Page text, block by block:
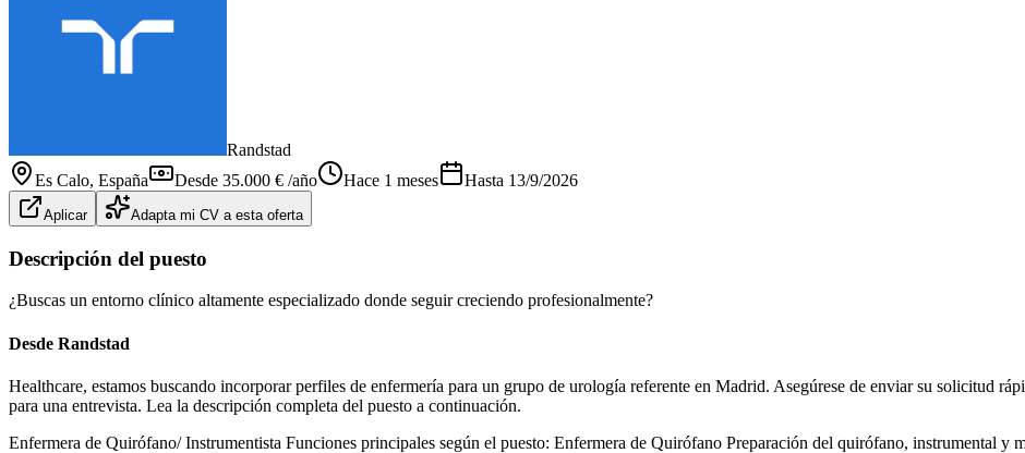
Randstad
Es Calo, España Desde 35.000 € /año Hace 1 meses Hasta 13/9/2026
Aplicar Adapta mi CV a esta oferta
Descripción del puesto
¿Buscas un entorno clínico altamente especializado donde seguir creciendo profesionalmente?
Desde Randstad
Healthcare, estamos buscando incorporar perfiles de enfermería para un grupo de urología referente en Madrid. Asegúrese de enviar su solicitud
para una entrevista. Lea la descripción completa del puesto a continuación.
Enfermera de Quirófano/ Instrumentista Funciones principales según el puesto: Enfermera de Quirófano Preparación del quirófano, instrumental y